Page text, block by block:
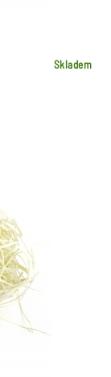
Skladem